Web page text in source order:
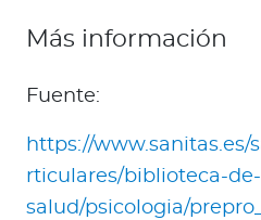
Más información
Fuente:
https://www.sanitas.es/
rticulares/biblioteca-de-
salud/psicologia/